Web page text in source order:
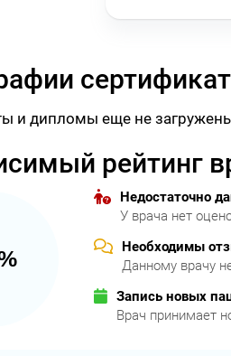
и дипломы еще не
рейтинг
Недостаточно
У врача нет
Необходимы
Данному врачу
Запись новых
Врач принимает